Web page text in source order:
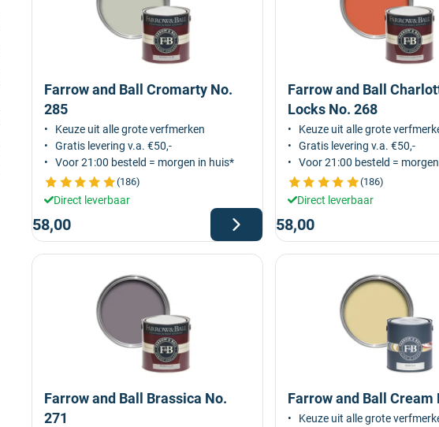
Farrow and Ball Cromarty No.
285
Keuze uit alle grote verfmerken
Gratis levering v.a. €50,-
Voor 21:00 besteld = morgen in huis*
(186)
Direct leverbaar
58,00
Farrow and Ball
Locks No. 268
Keuze uit alle grote
Gratis levering v.a. €50,-
Voor 21:00 besteld =
(186)
Direct leverbaar
58,00
Farrow and Ball Brassica No.
271
Farrow and Ball Cream
Keuze uit alle grote